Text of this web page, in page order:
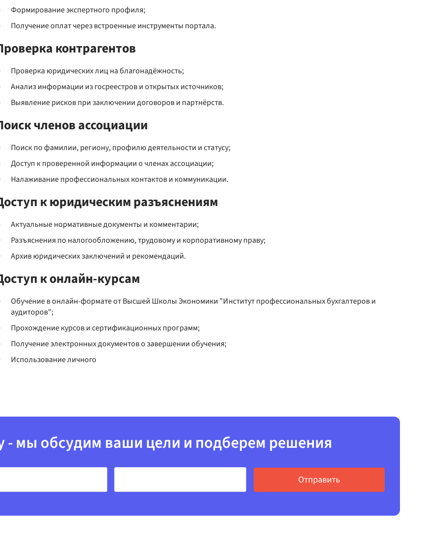
Формирование экспертного профиля;
Получение оплат через встроенные инструменты портала.
контрагентов
Проверка юридических лиц на благонадёжность;
Анализ информации из госреестров и открытых источников;
Выявление рисков при заключении договоров и партнёрств.
членов ассоциации
Поиск по фамилии, региону, профилю деятельности и статусу;
Доступ к проверенной информации о членах ассоциации;
Налаживание профессиональных контактов и коммуникации.
к юридическим разъяснениям
Актуальные нормативные документы и комментарии;
Разъяснения по налогообложению, трудовому и корпоративному праву;
Архив юридических заключений и рекомендаций.
к онлайн-курсам
Обучение в онлайн-формате от Высшей Школы Экономики "Институт профессиональных бухгалтеров и
аудиторов";
Прохождение курсов и сертификационных программ;
Получение электронных документов о завершении обучения;
Использование личного
- мы обсудим ваши цели и подберем решения
Отправить